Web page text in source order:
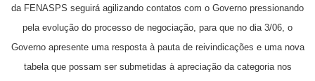
da FENASPS seguirá agilizando contatos com o Governo pressionando
pela evolução do processo de negociação, para que no dia 3/06, o
Governo apresente uma resposta à pauta de reivindicações e uma nova
tabela que possam ser submetidas à apreciação da categoria nos